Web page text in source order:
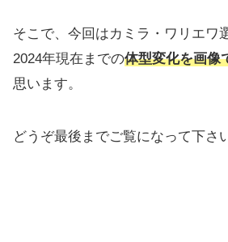
そこで、今回はカミラ・ワリエワ
2024年現在までの体型変化を画像
思います。
どうぞ最後までご覧になって下さ